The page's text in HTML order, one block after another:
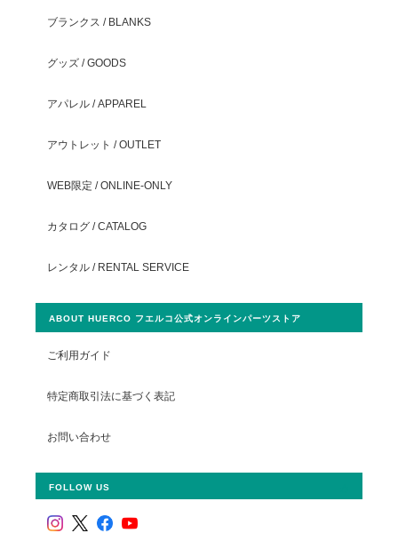
ブランクス / BLANKS
グッズ / GOODS
アパレル / APPAREL
アウトレット / OUTLET
WEB限定 / ONLINE-ONLY
カタログ / CATALOG
レンタル / RENTAL SERVICE
ABOUT HUERCO フエルコ公式オンラインパーツストア
ご利用ガイド
特定商取引法に基づく表記
お問い合わせ
FOLLOW US